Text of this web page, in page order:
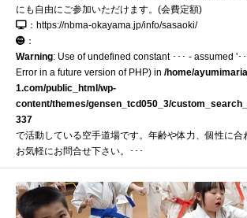
にも自由にご参加いただけます。(会費定額)
：https://nbma-okayama.jp/info/sasaoki/
：
Warning: Use of undefined constant ･･･ - assumed '･
Error in a future version of PHP) in /home/
1.com/public_html/wp-
content/themes/gensen_tcd050_3/
337
で活動している空手道場です。年齢や体力、個性に合
お気軽にお問合せ下さい。･･･